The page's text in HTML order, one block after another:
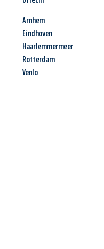
Arnhem
Eindhoven
Haarlemmermeer
Rotterdam
Venlo